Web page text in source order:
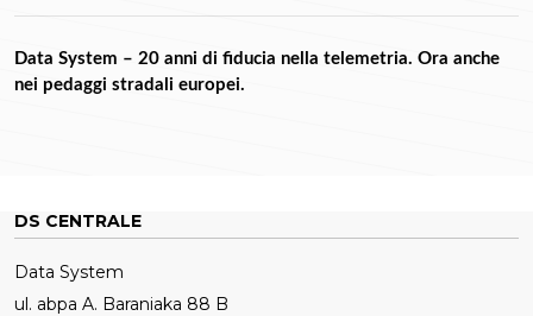
Data System – 20 anni di fiducia nella telemetria. Ora anche
nei pedaggi stradali europei.
DS CENTRALE
Data System
ul. abpa A. Baraniaka 88 B